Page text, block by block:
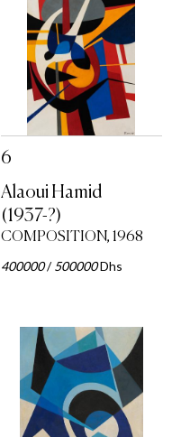
6
Alaoui Hamid
(1937-?)
COMPOSITION, 1968
400000/500000Dhs